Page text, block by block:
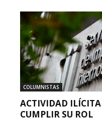
COLUMNISTAS
ACTIVIDAD
CUMPLIR SU ROL